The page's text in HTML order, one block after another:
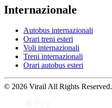
Internazionale
Autobus internazionali
Orari treni esteri
Voli internazionali
Treni internazionali
Orari autobus esteri
© 2026 Virail All Rights Reserved.